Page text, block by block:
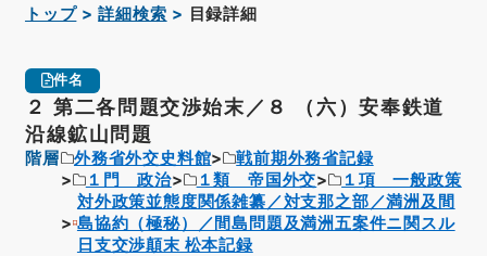
トップ 詳細検索 目録詳細
件名
２ 第二各問題交渉始末／８ （六）安奉鉄道
沿線鉱山問題
階層 外務省外交史料館
戦前期外務省記録
１門 政治
１類 帝国外交
１項 一般政策
対外政策並態度関係雑纂／対支那之部／満洲及間
島協約（極秘）／間島問題及満洲五案件ニ関スル
日支交渉顛末 松本記録